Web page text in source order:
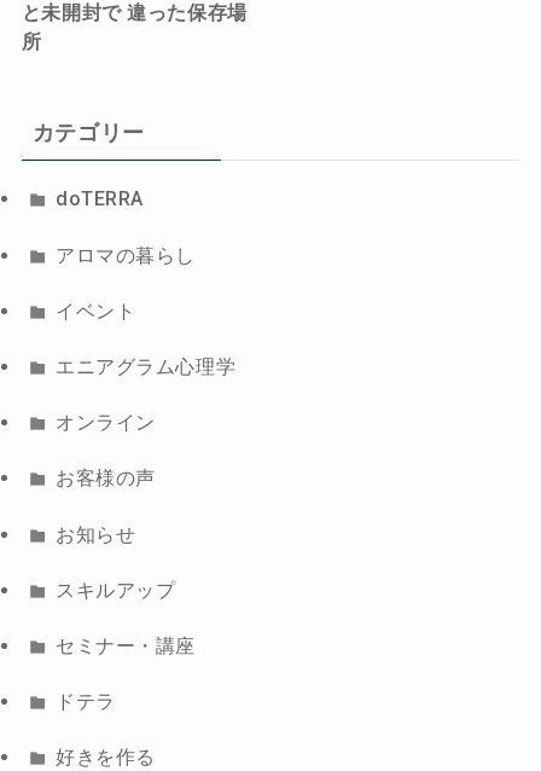
と未開封で 違った保存場
所
カテゴリー
doTERRA
アロマの暮らし
イベント
エニアグラム心理学
オンライン
お客様の声
お知らせ
スキルアップ
セミナー・講座
ドテラ
好きを作る